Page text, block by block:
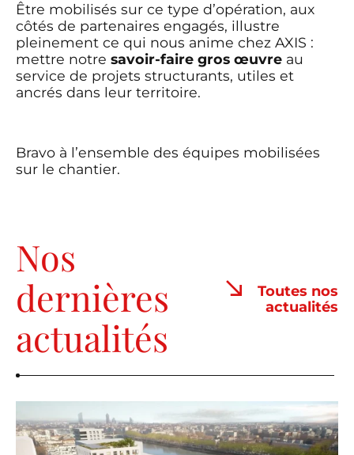
Être mobilisés sur ce type d’opération, aux
côtés de partenaires engagés, illustre
pleinement ce qui nous anime chez AXIS :
mettre notre savoir-faire gros œuvre au
service de projets structurants, utiles et
ancrés dans leur territoire.
Bravo à l’ensemble des équipes mobilisées
sur le chantier.
Nos
dernières
actualités
Toutes nos
actualités